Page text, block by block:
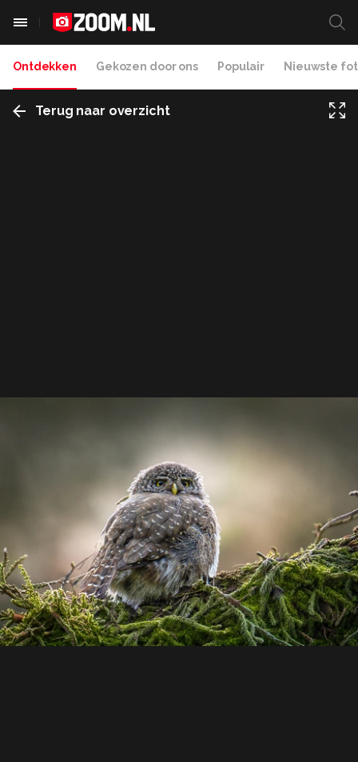
Ontdekken Gekozen door ons Populair Nieuwste
Terug naar overzicht